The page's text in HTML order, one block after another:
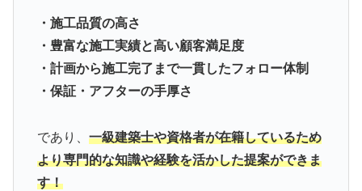
・施工品質の高さ
・豊富な施工実績と高い顧客満足度
・計画から施工完了まで一貫したフォロー体制
・保証・アフターの手厚さ
であり、 一級建築士や資格者が在籍しているため
より専門的な知識や経験を活かした提案ができま
す！